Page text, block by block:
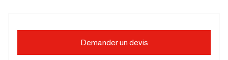
Demander un devis